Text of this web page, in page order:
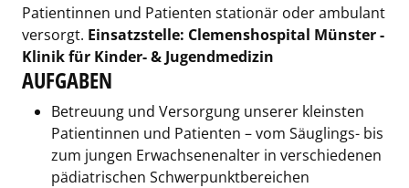
Patientinnen und Patienten stationär oder ambulant
versorgt. Einsatzstelle: Clemenshospital Münster -
Klinik für Kinder- & Jugendmedizin
AUFGABEN
Betreuung und Versorgung unserer kleinsten
Patientinnen und Patienten – vom Säuglings- bis
zum jungen Erwachsenenalter in verschiedenen
pädiatrischen Schwerpunktbereichen